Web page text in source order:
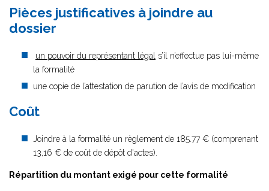
Pièces justificatives à joindre au
dossier
un pouvoir du représentant légal s’il n’effectue pas lui-même
la formalité
une copie de l’attestation de parution de l’avis de modification
Coût
Joindre à la formalité un règlement de 185.77 € (comprenant
13,16 € de coût de dépôt d'actes).
Répartition du montant exigé pour cette formalité